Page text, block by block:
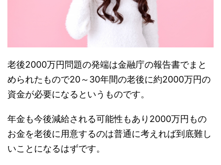
老後2000万円問題の発端は金融庁の報告書でまと
められたもので20～30年間の老後に約2000万円の
資金が必要になるというものです。
年金も今後減給される可能性もあり2000万円もの
お金を老後に用意するのは普通に考えれば到底難し
いことになるはずです。